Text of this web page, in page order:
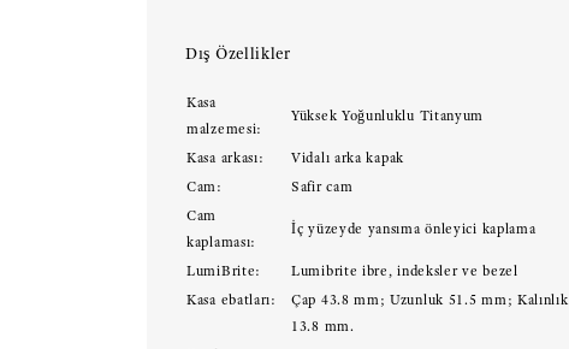
Dış Özellikler
Kasa
malzemesi:
Yüksek Yoğunluklu Titanyum
Kasa arkası:
Vidalı arka kapak
Cam:
Safir cam
Cam
kaplaması:
İç yüzeyde yansıma önleyici kaplama
LumiBrite:
Lumibrite ibre, indeksler ve bezel
Kasa ebatları:
Çap 43.8 mm; Uzunluk 51.5 mm; Kalınlık
13.8 mm.